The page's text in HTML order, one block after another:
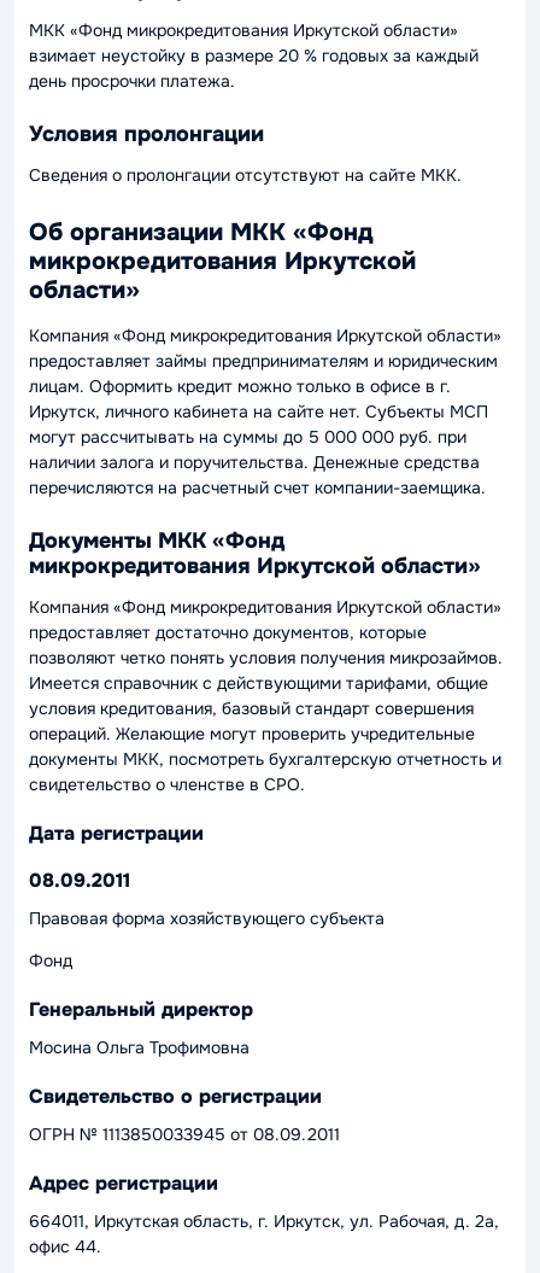
МКК «Фонд микрокредитования Иркутской области»
взимает неустойку в размере 20 % годовых за каждый
день просрочки платежа.
Условия пролонгации
Сведения о пролонгации отсутствуют на сайте МКК.
Об организации МКК «Фонд
микрокредитования Иркутской
области»
Компания «Фонд микрокредитования Иркутской области»
предоставляет займы предпринимателям и юридическим
лицам. Оформить кредит можно только в офисе в г.
Иркутск, личного кабинета на сайте нет. Субъекты МСП
могут рассчитывать на суммы до 5 000 000 руб. при
наличии залога и поручительства. Денежные средства
перечисляются на расчетный счет компании-заемщика.
Документы МКК «Фонд
микрокредитования Иркутской области»
Компания «Фонд микрокредитования Иркутской области»
предоставляет достаточно документов, которые
позволяют четко понять условия получения микрозаймов.
Имеется справочник с действующими тарифами, общие
условия кредитования, базовый стандарт совершения
операций. Желающие могут проверить учредительные
документы МКК, посмотреть бухгалтерскую отчетность и
свидетельство о членстве в СРО.
Дата регистрации
08.09.2011
Правовая форма хозяйствующего субъекта
Фонд
Генеральный директор
Мосина Ольга Трофимовна
Свидетельство о регистрации
ОГРН № 1113850033945 от 08.09.2011
Адрес регистрации
664011, Иркутская область, г. Иркутск, ул. Рабочая, д. 2а,
офис 44.